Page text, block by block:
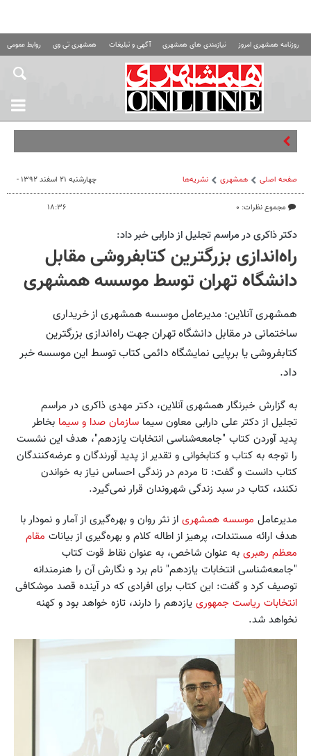
روزنامه همشهری امروز نیازمندی های همشهری آگهی و تبلیغات همشهری تی وی روابط عمومی
صفحه اصلی همشهری نشریه‌ها
مجموع نظرات: ۰
چهارشنبه ۲۱ اسفند ۱۳۹۲ -
۱۸:۳۶
دکتر ذاکری در مراسم تجلیل از دارابی خبر داد:
راه‌اندازی بزرگترین کتابفروشی مقابل
دانشگاه تهران توسط موسسه همشهری
همشهری آنلاین: مدیرعامل موسسه همشهری از خریداری
ساختمانی در مقابل دانشگاه تهران جهت راه‌اندازی بزرگترین
کتابفروشی یا برپایی نمایشگاه دائمی کتاب توسط این موسسه خبر
داد.
به گزارش خبرنگار همشهری آنلاین، دکتر مهدی ذاکری در مراسم
تجلیل از دکتر علی دارابی معاون سیما سازمان صدا و سیما بخاطر
پدید آوردن کتاب "جامعه‌شناسی انتخابات یازدهم"، هدف این نشست
را توجه به کتاب و کتابخوانی و تقدیر از پدید آورندگان و عرضه‌کنندگان
کتاب دانست و گفت: تا مردم در زندگی احساس نیاز به خواندن
نکنند، کتاب در سبد زندگی شهروندان قرار نمی‌گیرد.
مدیرعامل موسسه همشهری از نثر روان و بهره‌گیری از آمار و نمودار با
هدف ارائه مستندات، پرهیز از اطاله کلام و بهره‌گیری از بیانات مقام
معظم رهبری به عنوان شاخص، به عنوان نقاط قوت کتاب
"جامعه‌شناسی انتخابات یازدهم" نام برد و نگارش آن را هنرمندانه
توصیف کرد و گفت: این کتاب برای افرادی که در آینده قصد موشکافی
انتخابات ریاست جمهوری یازدهم را دارند، تازه خواهد بود و کهنه
نخواهد شد.